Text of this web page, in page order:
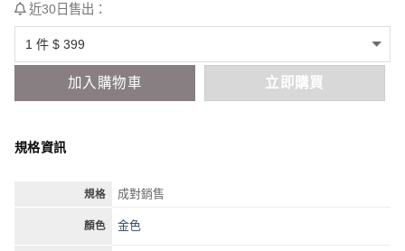
近30日售出：
加入購物車 立即購買
規格資訊
規格 成對銷售
顏色 金色